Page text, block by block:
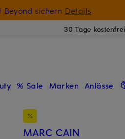
Beyond sichern Details
30 Tage
% Sale Marken Anlässe
MARC CAIN